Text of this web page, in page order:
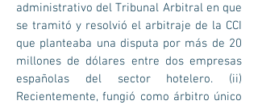
administrativo del Tribunal Arbitral en que
se tramitó y resolvió el arbitraje de la CCI
que planteaba una disputa por más de 20
millones de dólares entre dos empresas
españolas del sector hotelero. (ii)
Recientemente, fungió como árbitro único